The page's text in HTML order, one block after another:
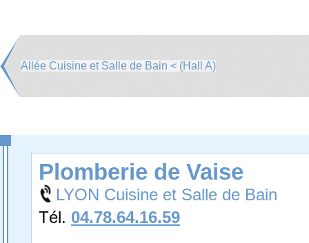
Allée Cuisine et Salle de Bain < (Hall A)
Plomberie de Vaise
LYON Cuisine et Salle de Bain
Tél. 04.78.64.16.59